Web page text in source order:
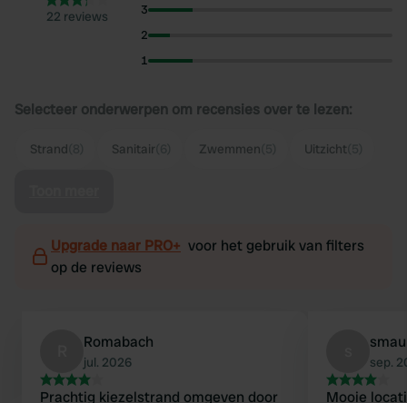
22 reviews
3
2
1
Selecteer onderwerpen om recensies over te lezen:
Strand Sanitair Zwemmen Uitzicht
Upgrade naar PRO+ voor het gebruik van filters
op de reviews
Romabach
jul. 2026
Prachtig kiezelstrand omgeven door
sep.
Mooie